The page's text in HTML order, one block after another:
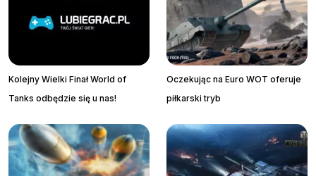
Kolejny Wielki Finał World of
Tanks odbędzie się u nas!
Oczekując na Euro WOT oferuje
piłkarski tryb